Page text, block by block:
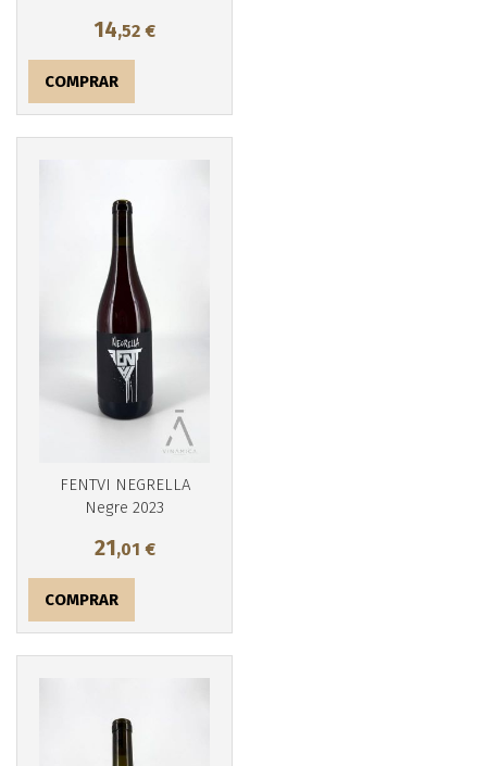
14,52 €
COMPRAR
FENTVI NEGRELLA
Negre 2023
21,01 €
COMPRAR
Más info